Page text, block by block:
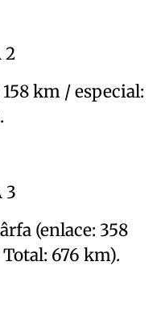
2
km / especial:
3
(enlace: 358
676 km).